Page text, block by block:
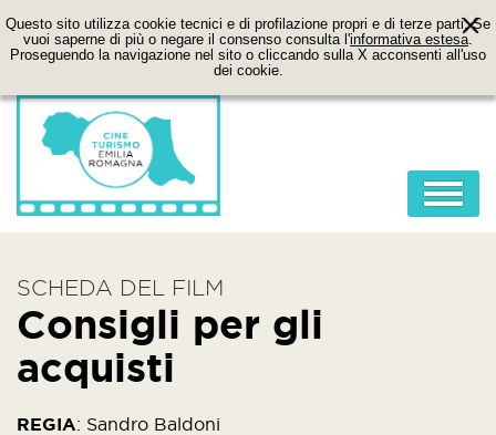
Questo sito utilizza cookie tecnici e di profilazione propri e di terze parti. Se
vuoi saperne di più o negare il consenso consulta l'informativa estesa.
Proseguendo la navigazione nel sito o cliccando sulla X acconsenti all'uso
dei cookie.
ABOUT
FILM
SCHEDA DEL FILM
Consigli per gli
acquisti
REGIA: Sandro Baldoni